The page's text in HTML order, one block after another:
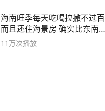
海南旺季每天吃喝拉撒不过百
而且还住海景房 确实比东南
亚合适
11万次播放